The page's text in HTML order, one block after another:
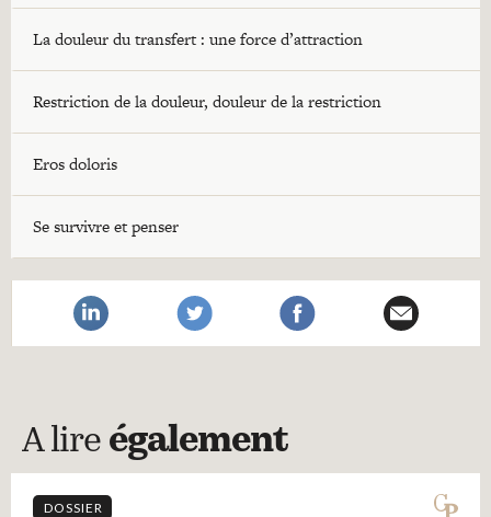
La douleur du transfert : une force d’attraction
Restriction de la douleur, douleur de la restriction
Eros doloris
Se survivre et penser
A lire également
DOSSIER